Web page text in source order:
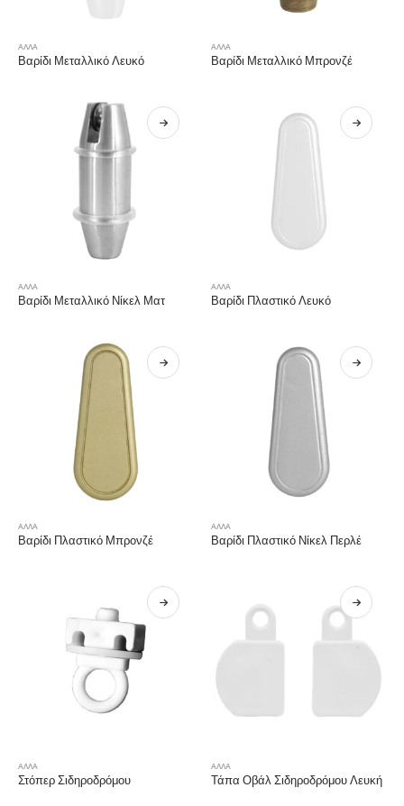
ΑΛΛΑ
Βαρίδι Μεταλλικό Λευκό
ΑΛΛΑ
Βαρίδι Μεταλλικό Μπρονζέ
ΑΛΛΑ
Βαρίδι Μεταλλικό Νίκελ Ματ
ΑΛΛΑ
Βαρίδι Πλαστικό Λευκό
ΑΛΛΑ
Βαρίδι Πλαστικό Μπρονζέ
ΑΛΛΑ
Βαρίδι Πλαστικό Νίκελ Περλέ
ΑΛΛΑ
Στόπερ Σιδηροδρόμου
ΑΛΛΑ
Τάπα Οβάλ Σιδηροδρόμου Λευκή